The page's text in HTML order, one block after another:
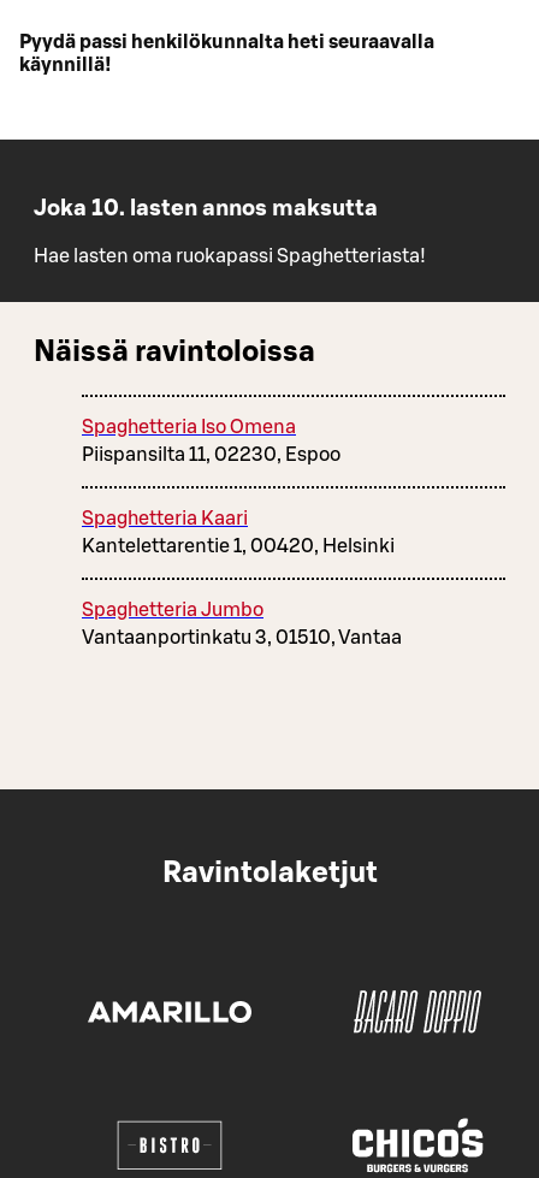
Pyydä passi henkilökunnalta heti seuraavalla
käynnillä!
Joka 10. lasten annos maksutta
Hae lasten oma ruokapassi Spaghetteriasta!
Näissä ravintoloissa
Spaghetteria Iso Omena
Piispansilta 11, 02230, Espoo
Spaghetteria Kaari
Kantelettarentie 1, 00420, Helsinki
Spaghetteria Jumbo
Vantaanportinkatu 3, 01510, Vantaa
Ravintolaketjut